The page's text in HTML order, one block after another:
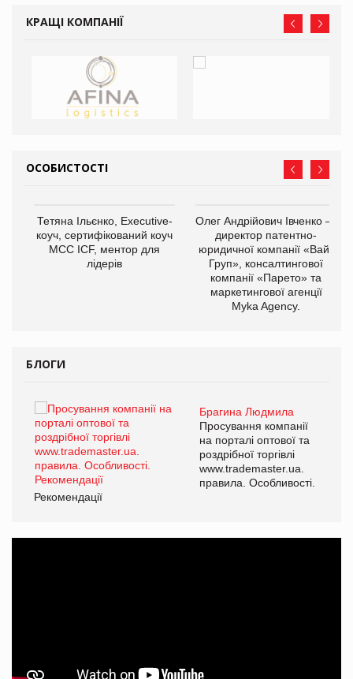
КРАЩІ КОМПАНІЇ
ОСОБИСТОСТІ
Тетяна Ільєнко, Executive-
коуч, сертифікований коуч
МСС ICF, ментор для
лідерів
Олег Андрійович Івченко —
директор патентно-
юридичної компанії «Вайз
Груп», консалтингової
компанії «Парето» та
маркетингової агенції
Myka Agency.
БЛОГИ
Брагина Людмила
Просування компанії
на порталі оптової та
роздрібної торгівлі
www.trademaster.ua.
правила. Особливості.
Рекомендації